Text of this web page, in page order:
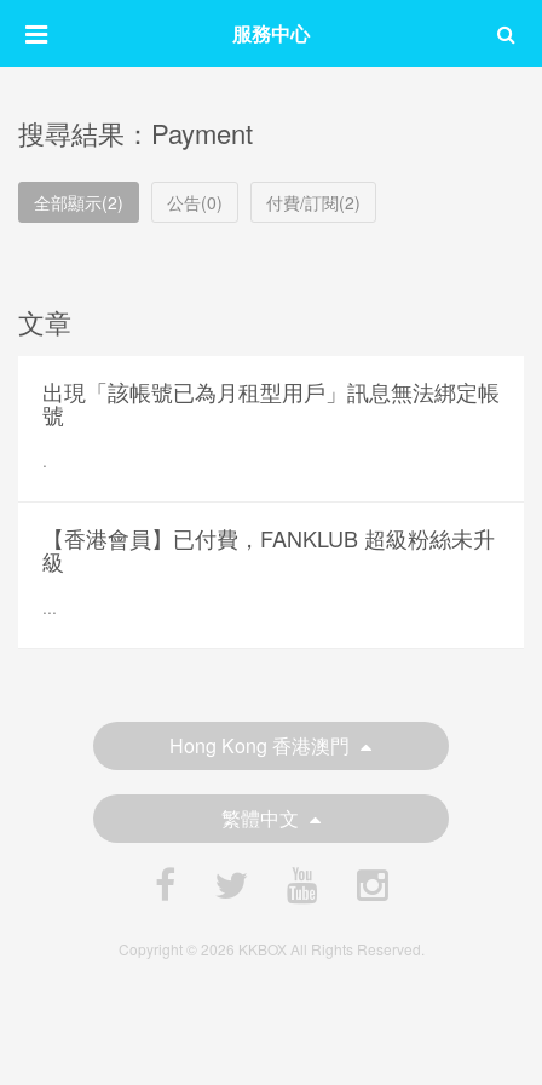
服務中心
搜尋結果：Payment
全部顯示(2) 公告(0) 付費/訂閱(2)
文章
出現「該帳號已為月租型用戶」訊息無法綁定帳
號
.
【香港會員】已付費，FANKLUB 超級粉絲未升
級
...
Hong Kong 香港澳門
繁體中文
Copyright © 2026 KKBOX All Rights Reserved.